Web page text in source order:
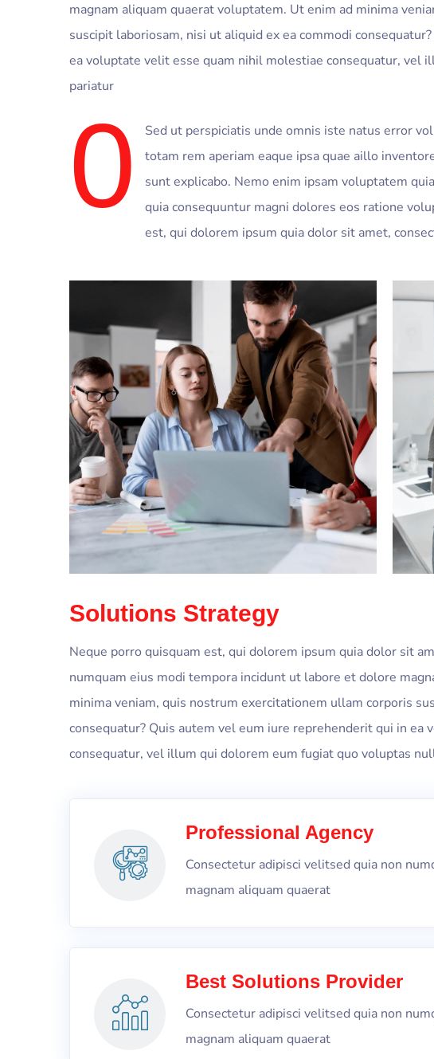
magnam aliquam quaerat voluptatem. Ut enim ad minima
suscipit laboriosam, nisi ut aliquid ex ea commodi
ea voluptate velit esse quam nihil molestiae consequatur, vel
pariatur
0
Sed ut perspiciatis unde omnis iste natus error
totam rem aperiam eaque ipsa quae aillo
sunt explicabo. Nemo enim ipsam voluptatem
quia consequuntur magni dolores eos ratione
est, qui dolorem ipsum quia dolor sit amet,
Solutions Strategy
Neque porro quisquam est, qui dolorem ipsum quia dolor sit
numquam eius modi tempora incidunt ut labore et dolore
minima veniam, quis nostrum exercitationem ullam corporis
consequatur? Quis autem vel eum iure reprehenderit qui in
consequatur, vel illum qui dolorem eum fugiat quo voluptas
Professional Agency
Consectetur adipisci velitsed quia non
magnam aliquam quaerat
Best Solutions Provider
Consectetur adipisci velitsed quia non
magnam aliquam quaerat